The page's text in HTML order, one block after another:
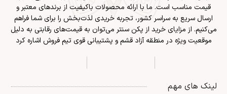
قیمت مناسب است. ما با ارائه محصولات باکیفیت از برندهای معتبر و
ارسال سریع به سراسر کشور، تجربه خریدی لذت‌بخش را برای شما فراهم
می‌کنیم. از مزایای خرید از پکن سنتر می‌توان به قیمت‌های رقابتی به دلیل
موقعیت ویژه در منطقه آزاد قشم و پشتیبانی قوی تیم فروش اشاره کرد
لینک های مهم